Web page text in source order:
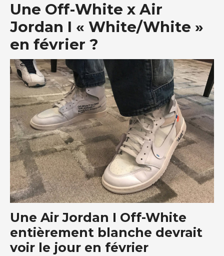
Une Off-White x Air
Jordan I « White/White »
en février ?
Une Air Jordan I Off-White
entièrement blanche devrait
voir le jour en février